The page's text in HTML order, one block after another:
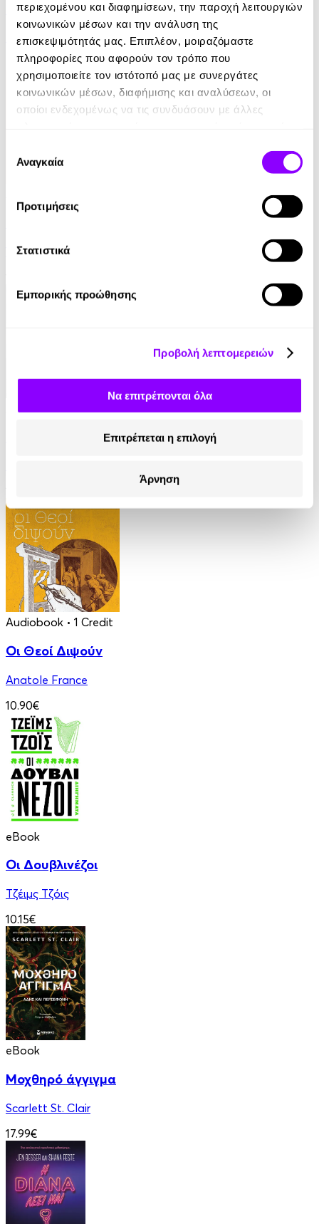
περιεχομένου και διαφημίσεων, την παροχή λειτουργιών
κοινωνικών μέσων και την ανάλυση της
επισκεψιμότητάς μας. Επιπλέον, μοιραζόμαστε
πληροφορίες που αφορούν τον τρόπο που
χρησιμοποιείτε τον ιστότοπό μας με συνεργάτες
κοινωνικών μέσων, διαφήμισης και αναλύσεων, οι
οποίοι ενδεχομένως να τις συνδυάσουν με άλλες
των υπηρεσιών τους.
συγκατάθεσης
Αναγκαία
Προτιμήσεις
Στατιστικά
Εμπορικής προώθησης
Προβολή λεπτομερειών
Να επιτρέπονται όλα
Επιτρέπεται η επιλογή
Άρνηση
Ελέφαντας
Ρέιμοντ Κάρβερ
7.99€
Yael Van Der Wouden
Audiobook
Ο Τελευταίος των Μοϊκανών
Audiobook • 1 Credit
Οι Θεοί Διψούν
Anatole France
10.90€
eBook
Οι Δουβλινέζοι
Τζέιμς Τζόις
10.15€
eBook
Μοχθηρό άγγιγμα
Scarlett St. Clair
17.99€